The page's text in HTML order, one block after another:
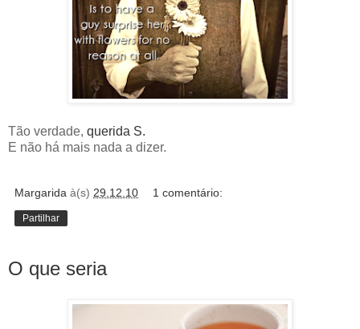
Tão verdade, querida S.
E não há mais nada a dizer.
Margarida à(s) 29.12.10 1 comentário:
Partilhar
O que seria